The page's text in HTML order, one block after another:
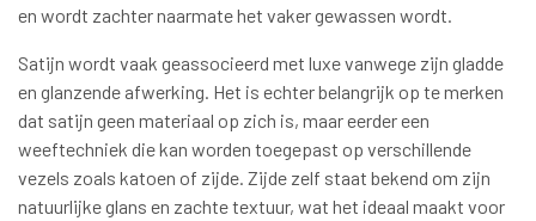
en wordt zachter naarmate het vaker gewassen wordt.
Satijn wordt vaak geassocieerd met luxe vanwege zijn gladde
en glanzende afwerking. Het is echter belangrijk op te merken
dat satijn geen materiaal op zich is, maar eerder een
weeftechniek die kan worden toegepast op verschillende
vezels zoals katoen of zijde. Zijde zelf staat bekend om zijn
natuurlijke glans en zachte textuur, wat het ideaal maakt voor